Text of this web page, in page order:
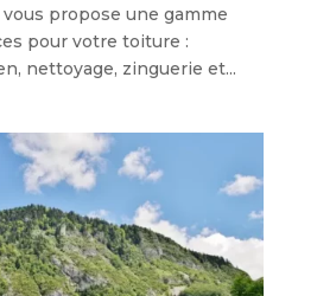
propose une gamme
pour votre toiture :
nettoyage, zinguerie et...